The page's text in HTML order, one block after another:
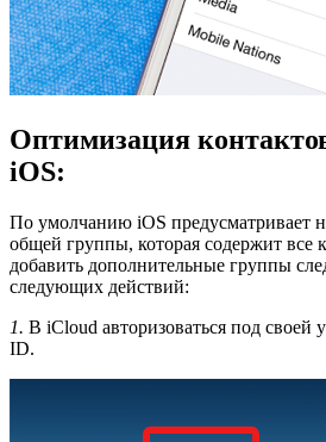
Оптимизация
iOS:
По умолчанию iOS предусматривает
общей группы, которая содержит все
добавить дополнительные группы
следующих действий:
1. В iCloud авторизоваться под своей
ID.